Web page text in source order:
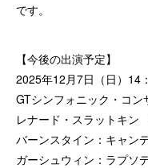
です。
【今後の出演予定】
2025年12月7日（日）
GTシンフォニック・コ
レナード・スラットキ
バーンスタイン：キャン
ガーシュウィン：ラプソ